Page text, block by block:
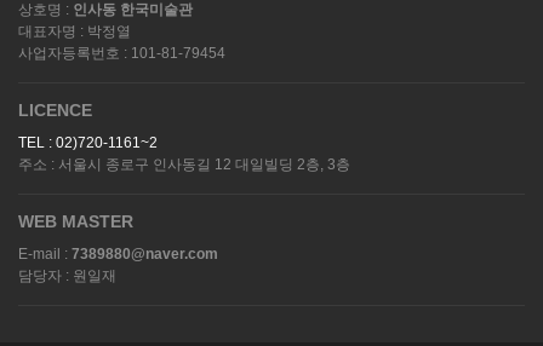
상호명 : 인사동 한국미술관
대표자명 : 박정열
사업자등록번호 : 101-81-79454
LICENCE
TEL : 02)720-1161~2
주소 : 서울시 종로구 인사동길 12 대일빌딩 2층, 3층
WEB MASTER
E-mail : 7389880@naver.com
담당자 : 원일재